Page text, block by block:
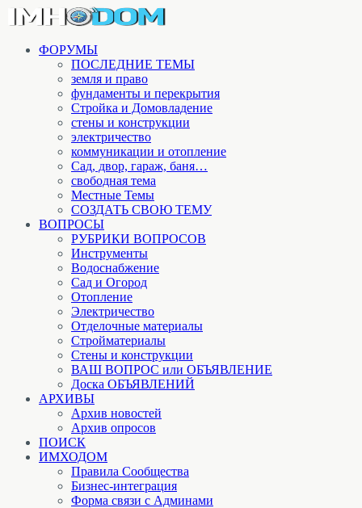
ФОРУМЫ
ПОСЛЕДНИЕ ТЕМЫ
земля и право
фундаменты и перекрытия
Стройка и Домовладение
стены и конструкции
электричество
коммуникации и отопление
Cад, двор, гараж, баня…
свободная тема
Местные Темы
СОЗДАТЬ СВОЮ ТЕМУ
ВОПРОСЫ
РУБРИКИ ВОПРОСОВ
Инструменты
Водоснабжение
Сад и Огород
Отопление
Электричество
Отделочные материалы
Стройматериалы
Стены и конструкции
ВАШ ВОПРОС или ОБЪЯВЛЕНИЕ
Доска ОБЪЯВЛЕНИЙ
АРХИВЫ
Архив новостей
Архив опросов
ПОИСК
ИМХОДОМ
Правила Сообщества
Бизнес-интеграция
Форма связи с Админами